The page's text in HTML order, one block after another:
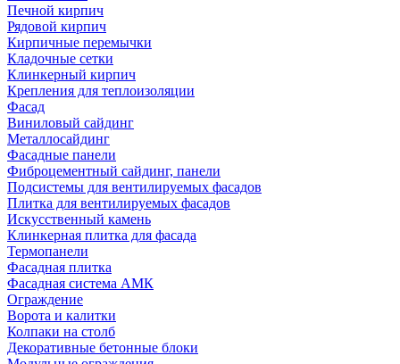
Печной кирпич
Рядовой кирпич
Кирпичные перемычки
Кладочные сетки
Клинкерный кирпич
Крепления для теплоизоляции
Фасад
Виниловый сайдинг
Металлосайдинг
Фасадные панели
Фиброцементный сайдинг, панели
Подсистемы для вентилируемых фасадов
Плитка для вентилируемых фасадов
Искусственный камень
Клинкерная плитка для фасада
Термопанели
Фасадная плитка
Фасадная система АМК
Ограждение
Ворота и калитки
Колпаки на столб
Декоративные бетонные блоки